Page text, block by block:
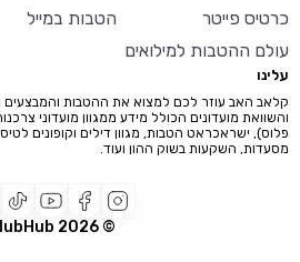
© ClubHub
2026
כרטיס פייטר
עולם ההטבות למילואים
הטבות במייל
עלינו
קלאב האב עוזר לכם למצוא את ההטבות והמבצעים
והשוואת מועדונים הכולל מידע ממגוון מועדוני
פלוס), ישראכראט הטבות, מגוון דילים וקופונים
מסעדות, השקעות בשוק ההון ועוד.